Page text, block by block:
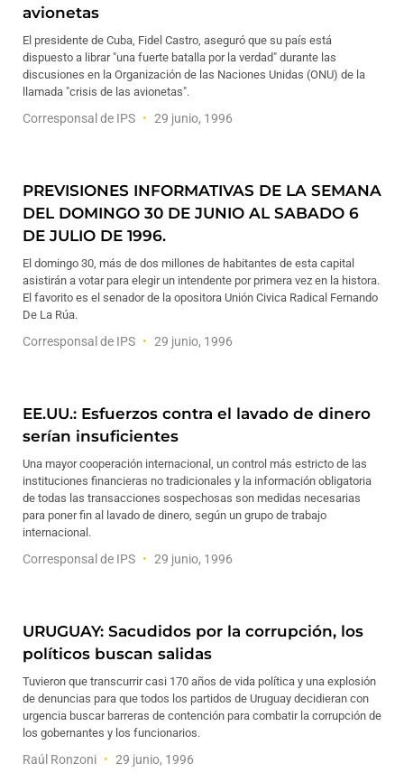
avionetas
El presidente de Cuba, Fidel Castro, aseguró que su país está
dispuesto a librar "una fuerte batalla por la verdad" durante las
discusiones en la Organización de las Naciones Unidas (ONU) de la
llamada "crisis de las avionetas".
Corresponsal de IPS 29 junio, 1996
PREVISIONES INFORMATIVAS DE LA SEMANA
DEL DOMINGO 30 DE JUNIO AL SABADO 6
DE JULIO DE 1996.
El domingo 30, más de dos millones de habitantes de esta capital
asistirán a votar para elegir un intendente por primera vez en la histora.
El favorito es el senador de la opositora Unión Civica Radical Fernando
De La Rúa.
Corresponsal de IPS 29 junio, 1996
EE.UU.: Esfuerzos contra el lavado de dinero
serían insuficientes
Una mayor cooperación internacional, un control más estricto de las
instituciones financieras no tradicionales y la información obligatoria
de todas las transacciones sospechosas son medidas necesarias
para poner fin al lavado de dinero, según un grupo de trabajo
internacional.
Corresponsal de IPS 29 junio, 1996
URUGUAY: Sacudidos por la corrupción, los
políticos buscan salidas
Tuvieron que transcurrir casi 170 años de vida política y una explosión
de denuncias para que todos los partidos de Uruguay decidieran con
urgencia buscar barreras de contención para combatir la corrupción de
los gobernantes y los funcionarios.
Raúl Ronzoni 29 junio, 1996